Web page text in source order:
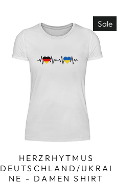
Sale
HERZRHYTMUS
DEUTSCHLAND/UKRAI
NE - DAMEN SHIRT